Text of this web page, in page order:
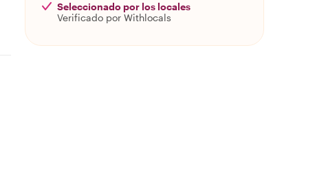
Seleccionado por los locales
Verificado por Withlocals